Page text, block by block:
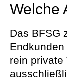
Welche
Das BFSG
rein private